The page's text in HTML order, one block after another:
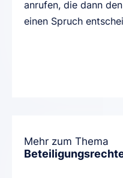
anrufen, die dann
einen Spruch
Mehr zum Thema